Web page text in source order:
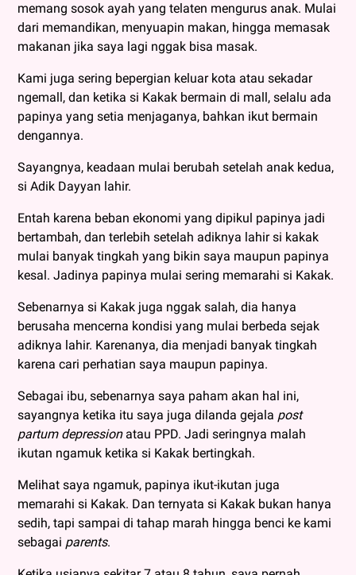
memang sosok ayah yang telaten mengurus anak. Mulai
dari memandikan, menyuapin makan, hingga memasak
makanan jika saya lagi nggak bisa masak.
Kami juga sering bepergian keluar kota atau sekadar
ngemall, dan ketika si Kakak bermain di mall, selalu ada
papinya yang setia menjaganya, bahkan ikut bermain
dengannya.
Sayangnya, keadaan mulai berubah setelah anak kedua,
si Adik Dayyan lahir.
Entah karena beban ekonomi yang dipikul papinya jadi
bertambah, dan terlebih setelah adiknya lahir si kakak
mulai banyak tingkah yang bikin saya maupun papinya
kesal. Jadinya papinya mulai sering memarahi si Kakak.
Sebenarnya si Kakak juga nggak salah, dia hanya
berusaha mencerna kondisi yang mulai berbeda sejak
adiknya lahir. Karenanya, dia menjadi banyak tingkah
karena cari perhatian saya maupun papinya.
Sebagai ibu, sebenarnya saya paham akan hal ini,
sayangnya ketika itu saya juga dilanda gejala post
partum depression atau PPD. Jadi seringnya malah
ikutan ngamuk ketika si Kakak bertingkah.
Melihat saya ngamuk, papinya ikut-ikutan juga
memarahi si Kakak. Dan ternyata si Kakak bukan hanya
sedih, tapi sampai di tahap marah hingga benci ke kami
sebagai parents.